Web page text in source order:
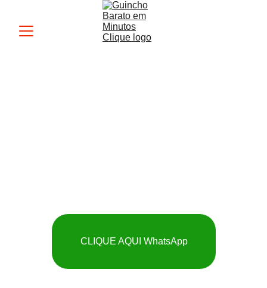
CLIQUE AQUI WhatsApp